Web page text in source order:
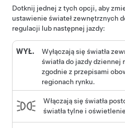
Dotknij jednej z tych opcji, aby
ustawienie świateł zewnętrznych
regulacji lub następnej jazdy:
WYŁ.
Wyłączają się światła
światła do jazdy dziennej
zgodnie z przepisami
regionach rynku.
Włączają się światła
światła tylne i